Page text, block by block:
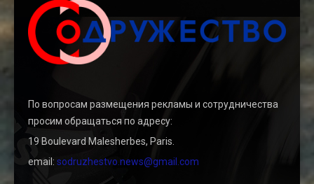
По вопросам размещения рекламы и сотрудничества
просим обращаться по адресу:
19 Boulevard Malesherbes, Paris.
email: sodruzhestvo.news@gmail.com